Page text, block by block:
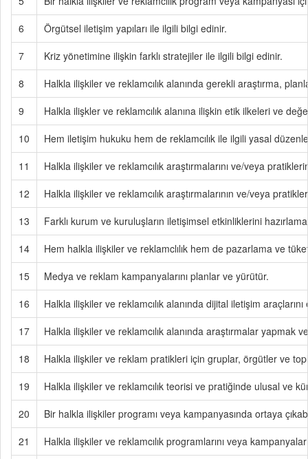
6
Örgütsel iletişim yapıları ile ilgili bilgi edinir.
7
Kriz yönetimine ilişkin farklı stratejiler ile ilgili bilgi edinir.
8
Halkla ilişkiler ve reklamcılık alanında gerekli araştırma,
9
Halkla ilişkler ve reklamcılık alanına ilişkin etik ilkeleri ve
10
Hem iletişim hukuku hem de reklamcılık ile ilgili yasal
11
Halkla ilişkiler ve reklamcılık araştırmalarını ve/veya
12
Halkla ilişkiler ve reklamcılık araştırmalarının ve/veya
13
Farklı kurum ve kuruluşların iletişimsel etkinliklerini
14
Hem halkla ilişkiler ve reklamclılık hem de pazarlama ve
15
Medya ve reklam kampanyalarını planlar ve yürütür.
16
Halkla ilişkiler ve reklamcılık alanında dijital iletişim
17
Halkla ilişkiler ve reklamcılık alanında araştırmalar
18
Halkla ilişkiler ve reklam pratikleri için gruplar, örgütler ve
19
Halkla ilişkiler ve reklamcılık teorisi ve pratiğinde ulusal ve
20
Bir halkla ilişkiler programı veya kampanyasında ortaya
21
Halkla ilişkiler ve reklamcılık programlarını veya